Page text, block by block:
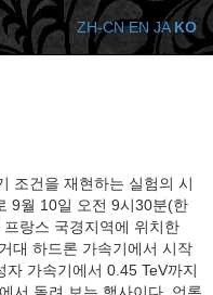
조건을 재현하는 실험의 시
9월 10일 오전 9시30분(한
랑스 국경지역에 위치한
대 하드론 가속기에서 시작
가속기에서 0.45 TeV까지
서 돌려 보는 행사이다. 언론
ZH-CN EN JA KO